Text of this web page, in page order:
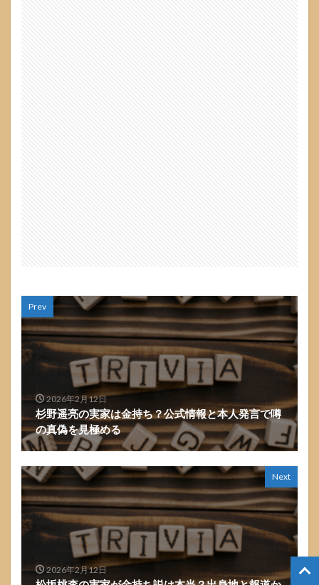
Prev
2026年2月12日
杉野遥亮の実家は金持ち？公式情報と本人発言で噂
の真偽を見極める
Next
2026年2月12日